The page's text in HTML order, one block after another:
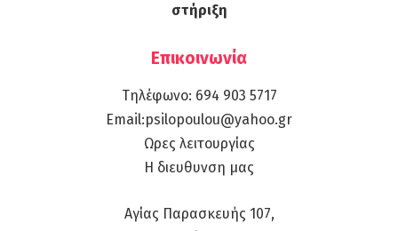
στήριξη
Επικοινωνία
Τηλέφωνο: 694 903 5717
Email:psilopoulou@yahoo.gr
Ωρες λειτουργίας
Η διευθυνση μας
Αγίας Παρασκευής 107,